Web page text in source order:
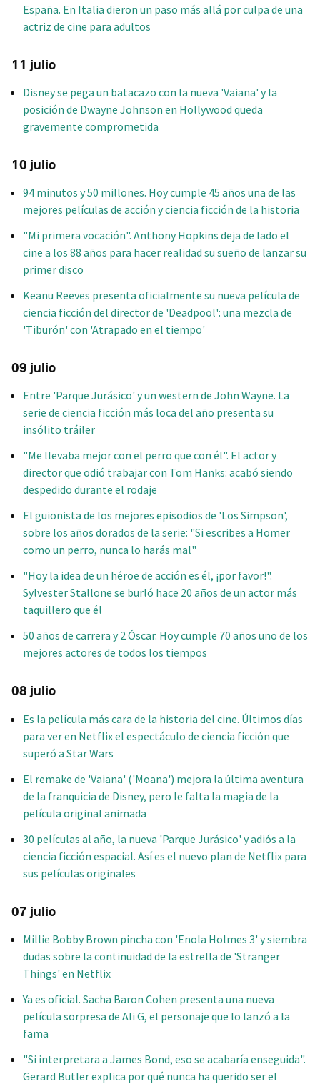
España. En Italia dieron un paso más allá por culpa de una
actriz de cine para adultos
11 julio
Disney se pega un batacazo con la nueva 'Vaiana' y la
posición de Dwayne Johnson en Hollywood queda
gravemente comprometida
10 julio
94 minutos y 50 millones. Hoy cumple 45 años una de las
mejores películas de acción y ciencia ficción de la historia
"Mi primera vocación". Anthony Hopkins deja de lado el
cine a los 88 años para hacer realidad su sueño de lanzar su
primer disco
Keanu Reeves presenta oficialmente su nueva película de
ciencia ficción del director de 'Deadpool': una mezcla de
'Tiburón' con 'Atrapado en el tiempo'
09 julio
Entre 'Parque Jurásico' y un western de John Wayne. La
serie de ciencia ficción más loca del año presenta su
insólito tráiler
"Me llevaba mejor con el perro que con él". El actor y
director que odió trabajar con Tom Hanks: acabó siendo
despedido durante el rodaje
El guionista de los mejores episodios de 'Los Simpson',
sobre los años dorados de la serie: "Si escribes a Homer
como un perro, nunca lo harás mal"
"Hoy la idea de un héroe de acción es él, ¡por favor!".
Sylvester Stallone se burló hace 20 años de un actor más
taquillero que él
50 años de carrera y 2 Óscar. Hoy cumple 70 años uno de los
mejores actores de todos los tiempos
08 julio
Es la película más cara de la historia del cine. Últimos días
para ver en Netflix el espectáculo de ciencia ficción que
superó a Star Wars
El remake de 'Vaiana' ('Moana') mejora la última aventura
de la franquicia de Disney, pero le falta la magia de la
película original animada
30 películas al año, la nueva 'Parque Jurásico' y adiós a la
ciencia ficción espacial. Así es el nuevo plan de Netflix para
sus películas originales
07 julio
Millie Bobby Brown pincha con 'Enola Holmes 3' y siembra
dudas sobre la continuidad de la estrella de 'Stranger
Things' en Netflix
Ya es oficial. Sacha Baron Cohen presenta una nueva
película sorpresa de Ali G, el personaje que lo lanzó a la
fama
"Si interpretara a James Bond, eso se acabaría enseguida".
Gerard Butler explica por qué nunca ha querido ser el